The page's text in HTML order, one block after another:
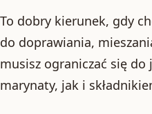
To dobry kierunek, gdy
do doprawiania,
musisz ograniczać się
marynaty, jak i